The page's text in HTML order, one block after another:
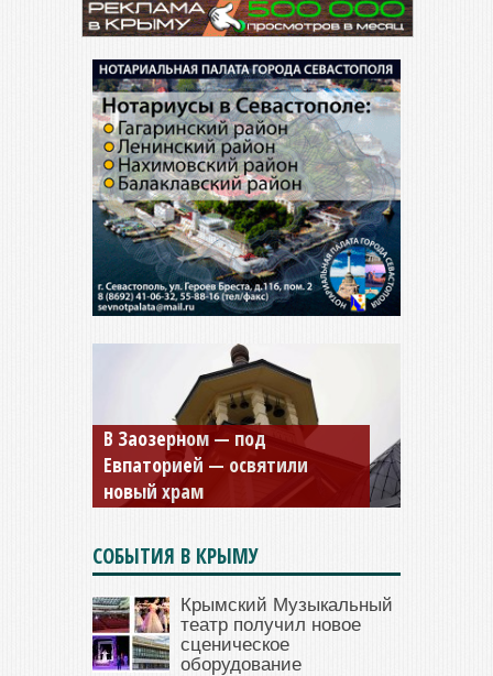
В Заозерном — под
Евпаторией — освятили
новый храм
Мужской монастырь Косьмы
и Дамиана в Крыму вновь
открыт для посещения
СОБЫТИЯ В КРЫМУ
Крымский Музыкальный
театр получил новое
сценическое
оборудование